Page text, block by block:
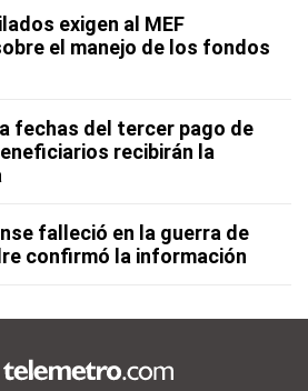
exigen al MEF
el manejo de los fondos
fechas del tercer pago de
recibirán la
falleció en la guerra de
confirmó la información